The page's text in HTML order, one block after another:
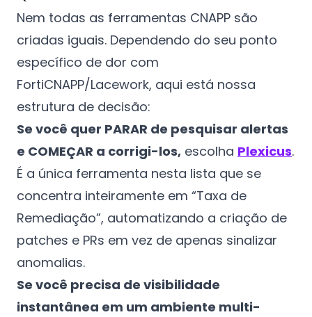
Nem todas as ferramentas CNAPP são
criadas iguais. Dependendo do seu ponto
específico de dor com
FortiCNAPP/Lacework, aqui está nossa
estrutura de decisão:
Se você quer PARAR de pesquisar alertas
e COMEÇAR a corrigi-los, escolha Plexicus.
É a única ferramenta nesta lista que se
concentra inteiramente em “Taxa de
Remediação”, automatizando a criação de
patches e PRs em vez de apenas sinalizar
anomalias.
Se você precisa de visibilidade
instantânea em um ambiente multi-